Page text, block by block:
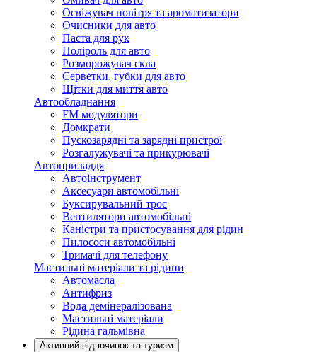
Освіжувач повітря та ароматизатори
Очисники для авто
Паста для рук
Поліроль для авто
Розморожувач скла
Серветки, губки для авто
Щітки для миття авто
Автообладнання
FM модулятори
Домкрати
Пускозарядні та зарядні пристрої
Розгалужувачі та прикурювачі
Автоприладдя
Автоінструмент
Аксесуари автомобільні
Буксирувальний трос
Вентилятори автомобільні
Каністри та пристосування для рідин
Пилососи автомобільні
Тримачі для телефону
Мастильні матеріали та рідини
Автомасла
Антифриз
Вода демінералізована
Мастильні матеріали
Рідина гальмівна
Активний відпочинок та туризм